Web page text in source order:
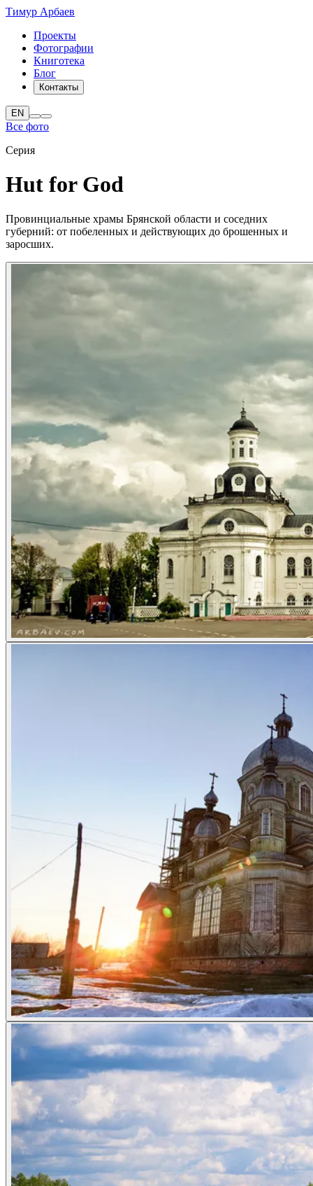
Тимур Арбаев
Проекты
Фотографии
Книготека
Блог
Контакты
EN
Все фото
Серия
Hut for God
Провинциальные храмы Брянской области и соседних
губерний: от побеленных и действующих до брошенных и
заросших.